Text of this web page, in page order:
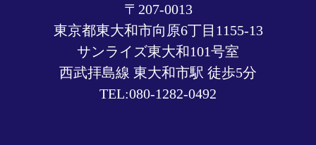
〒207-0013
東京都東大和市向原6丁目1155-13
サンライズ東大和101号室
西武拝島線 東大和市駅 徒歩5分
TEL:080-1282-0492